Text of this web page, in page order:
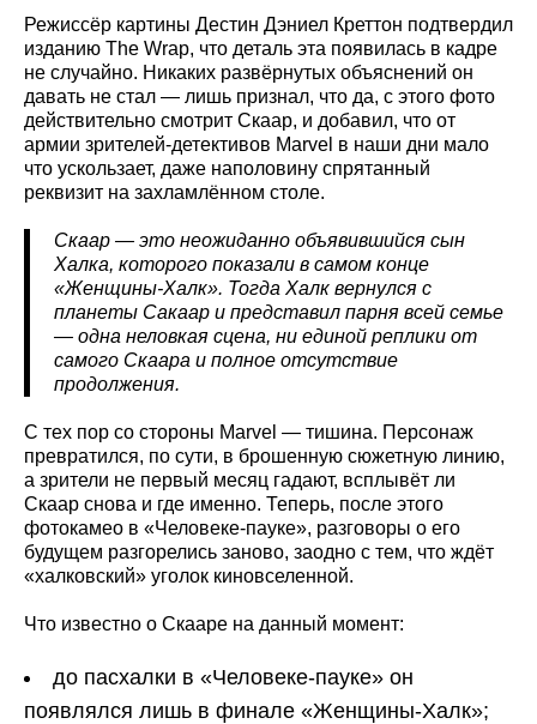
Режиссёр картины Дестин Дэниел Креттон подтвердил
изданию The Wrap, что деталь эта появилась в кадре
не случайно. Никаких развёрнутых объяснений он
давать не стал — лишь признал, что да, с этого фото
действительно смотрит Скаар, и добавил, что от
армии зрителей-детективов Marvel в наши дни мало
что ускользает, даже наполовину спрятанный
реквизит на захламлённом столе.
Скаар — это неожиданно объявившийся сын
Халка, которого показали в самом конце
«Женщины-Халк». Тогда Халк вернулся с
планеты Сакаар и представил парня всей семье
— одна неловкая сцена, ни единой реплики от
самого Скаара и полное отсутствие
продолжения.
С тех пор со стороны Marvel — тишина. Персонаж
превратился, по сути, в брошенную сюжетную линию,
а зрители не первый месяц гадают, всплывёт ли
Скаар снова и где именно. Теперь, после этого
фотокамео в «Человеке-пауке», разговоры о его
будущем разгорелись заново, заодно с тем, что ждёт
«халковский» уголок киновселенной.
Что известно о Скааре на данный момент:
до пасхалки в «Человеке-пауке» он
появлялся лишь в финале «Женщины-Халк»;